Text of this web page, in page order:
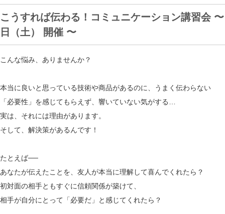
こうすれば伝わる！コミュニケーション講習会
日（土） 開催 〜
こんな悩み、ありませんか？
本当に良いと思っている技術や商品があるのに、うまく伝わらない
「必要性」を感じてもらえず、響いていない気がする…
実は、それには理由があります。
そして、解決策があるんです！
たとえば──
あなたが伝えたことを、友人が本当に理解して喜んでくれたら？
初対面の相手ともすぐに信頼関係が築けて、
相手が自分にとって「必要だ」と感じてくれたら？